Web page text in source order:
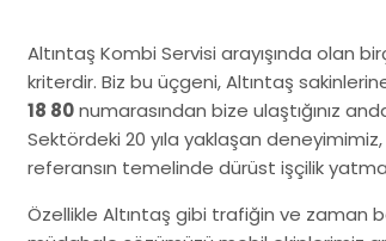
Altıntaş Kombi Servisi arayışında olan
kriterdir. Biz bu üçgeni, Altıntaş
18 80numarasından bize ulaştığınız
Sektördeki 20 yıla yaklaşan
referansın temelinde dürüst işçilik
Özellikle Altıntaş gibi trafiğin ve zaman